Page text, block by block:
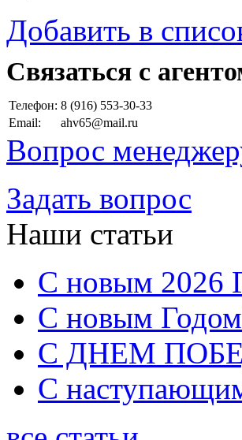
Добавить в
Cвязаться с
Телефон: 8 (916) 553-30-33
Email:
ahv65@mail.ru
Вопрос
Задать вопрос
Наши статьи
С новым 2026
С новым
С ДНЕМ
С